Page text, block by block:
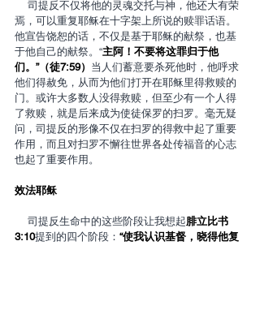
焉，可以重复耶稣在十字架上所说的赎罪话语。
他宣告饶恕的话，不仅是基于耶稣的献祭，也基
于他自己的献祭。“主阿！不要将这罪归于他
们。”（徒7:59） 当人们蓄意要杀死他时，他呼求
他们得赦免，从而为他们打开在耶稣里得救赎的
门。或许大多数人没得救赎，但至少有一个人得
了救赎，就是后来成为使徒保罗的扫罗。毫无疑
问，司提反的形像不仅在扫罗的得救中起了重要
作用，而且对扫罗不懈往世界各处传福音的心志
也起了重要作用。
效法耶稣
    司提反生命中的这些阶段让我想起
腓立比书
3:10提到的四个阶段： “使我认识基督，晓得他复